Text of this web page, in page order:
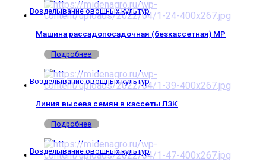
Возделывание овощных культур
Машина рассадопосадочная (безкассетная) МР
Подробнее
Возделывание овощных культур
Линия высева семян в кассеты ЛЗК
Подробнее
Возделывание овощных культур